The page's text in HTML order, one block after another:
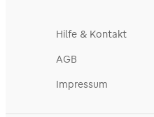
Hilfe & Kontakt
AGB
Impressum